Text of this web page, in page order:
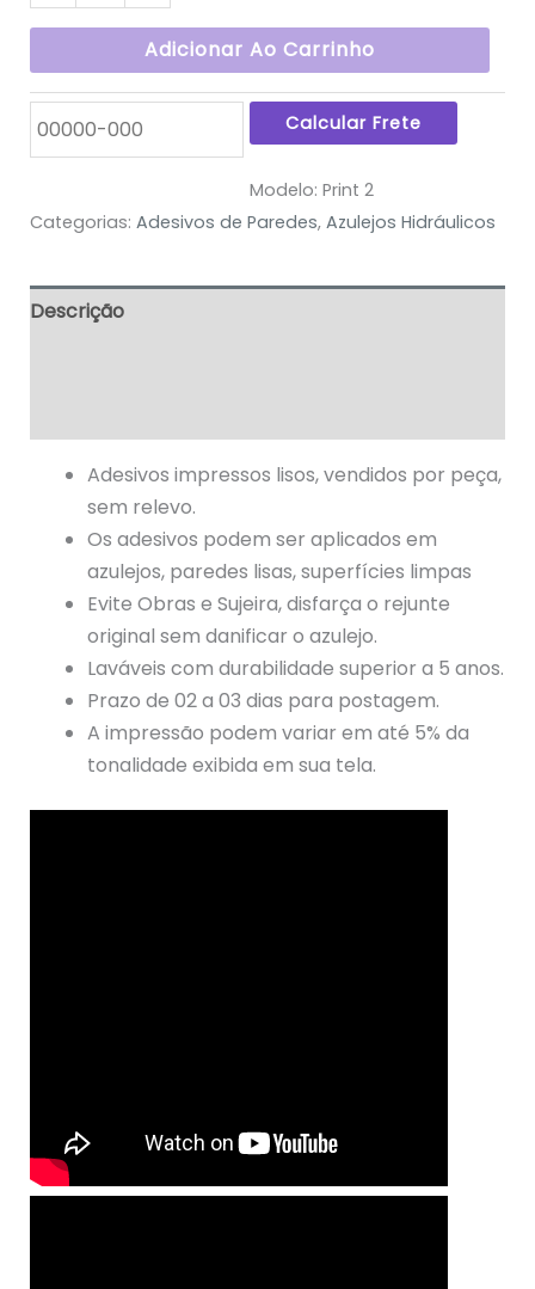
Adicionar Ao Carrinho
Modelo:Print 2
Categorias: Adesivos de Paredes, Azulejos Hidráulicos
Descrição
Adesivos impressos lisos, vendidos por peça,
sem relevo.
Os adesivos podem ser aplicados em
azulejos, paredes lisas, superfícies limpas
Evite Obras e Sujeira, disfarça o rejunte
original sem danificar o azulejo.
Laváveis com durabilidade superior a 5 anos.
Prazo de 02 a 03 dias para postagem.
A impressão podem variar em até 5% da
tonalidade exibida em sua tela.